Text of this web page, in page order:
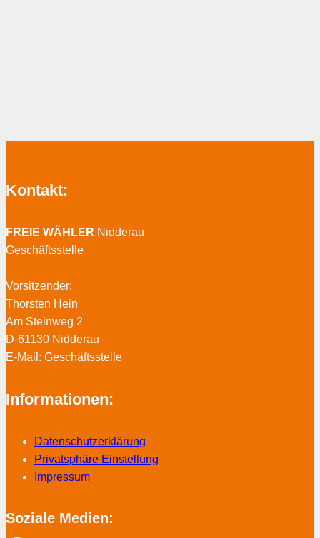
Kontakt:
FREIE WÄHLER Nidderau
Geschäftsstelle
Vorsitzender:
Thorsten Hein
Am Steinweg 2
D-61130 Nidderau
E-Mail: Geschäftsstelle
Informationen:
Datenschutzerklärung
Privatsphäre Einstellung
Impressum
Soziale Medien: